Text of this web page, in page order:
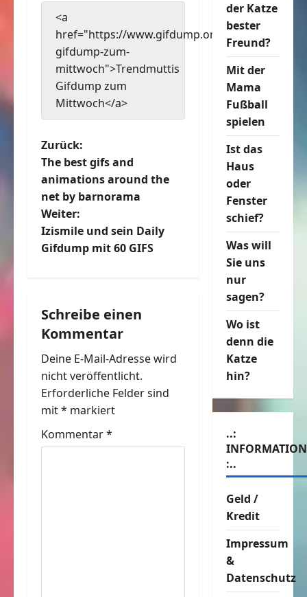
<a
href="https://www.gifdump.org/trendmuttis-
gifdump-zum-
mittwoch">Trendmuttis
Gifdump zum
Mittwoch</a>
B
e
i
t
g
s
n
a
v
Zurück:
The best gifs and
animations around the
net by barnorama
Weiter:
Izismile und sein Daily
Gifdump mit 60 GIFS
Schreibe einen
Kommentar
Deine E-Mail-Adresse wird
nicht veröffentlicht.
Erforderliche Felder sind
mit* markiert
Kommentar*
der Katze
bester
Freund?
Mit der
Mama
Fußball
spielen
Ist das
Haus
oder
Fenster
schief?
Was will
Sie uns
nur
sagen?
Wo ist
denn die
Katze
hin?
..:
:..
Geld /
Kredit
Impressum
&
Datenschutz